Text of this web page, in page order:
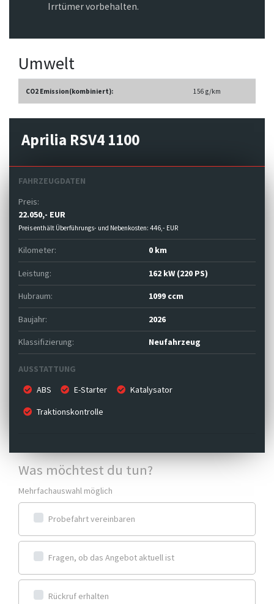
Irrtümer vorbehalten.
Umwelt
CO2 Emission(kombiniert): 156 g/km
Aprilia RSV4 1100
FAHRZEUGDATEN
Preis:
22.050,- EUR
Preis enthält Überführungs- und Nebenkosten: 446,- EUR
Kilometer: 0 km
Leistung: 162 kW (220 PS)
Hubraum: 1099 ccm
Baujahr: 2026
Klassifizierung: Neufahrzeug
AUSSTATTUNG
ABS
E-Starter Katalysator
Traktionskontrolle
Was möchtest du tun?
Mehrfachauswahl möglich
Probefahrt vereinbaren
Fragen, ob das Angebot aktuell ist
Rückruf erhalten